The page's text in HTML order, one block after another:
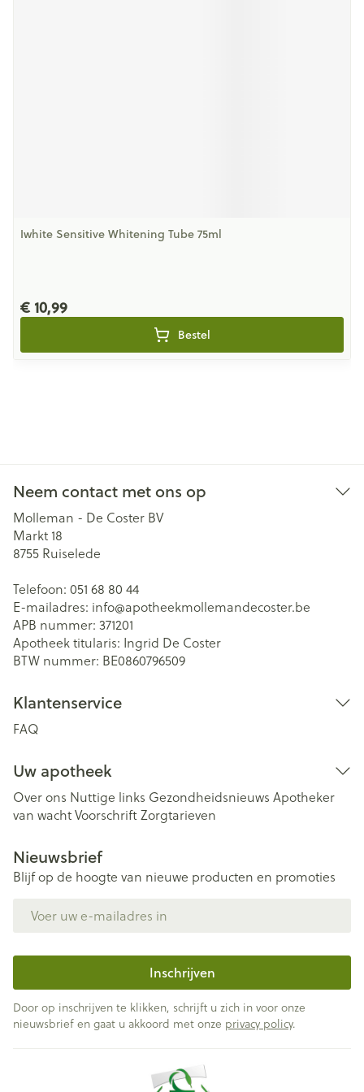
Iwhite Sensitive Whitening Tube 75ml
€ 10,99
Bestel
Neem contact met ons op
Molleman - De Coster BV
Markt 18
8755 Ruiselede
Telefoon: 051 68 80 44
E-mailadres: info@apotheekmollemandecoster.be
APB nummer: 371201
Apotheek titularis: Ingrid De Coster
BTW nummer: BE0860796509
Klantenservice
FAQ
Uw apotheek
Over ons Nuttige links Gezondheidsnieuws Apotheker
van wachtVoorschriftZorgtarieven
Nieuwsbrief
Blijf op de hoogte van nieuwe producten en promoties
Inschrijven
Door op inschrijven te klikken, schrijft u zich in voor onze
nieuwsbrief en gaat u akkoord met onze privacy policy.